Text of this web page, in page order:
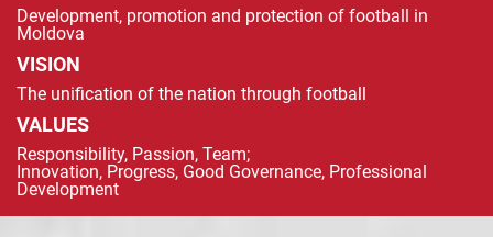
Development, promotion and protection of football in
Moldova
VISION
The unification of the nation through football
VALUES
Responsibility, Passion, Team;
Innovation, Progress, Good Governance, Professional
Development